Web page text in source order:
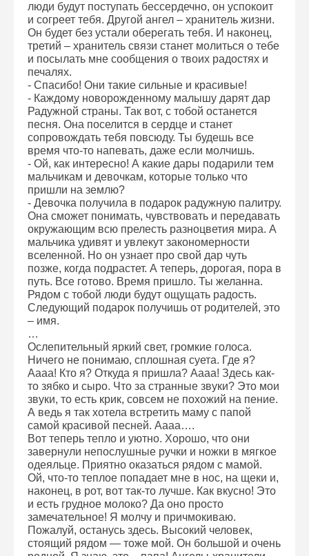
люди будут поступать бессердечно, он успокоит
и согреет тебя. Другой ангел – хранитель жизни.
Он будет без устали оберегать тебя. И наконец,
третий – хранитель связи станет молиться о тебе
и посылать мне сообщения о твоих радостях и
печалях.
- Спасибо! Они такие сильные и красивые!
- Каждому новорожденному малышу дарят дар
Радужной страны. Так вот, с тобой останется
песня. Она поселится в сердце и станет
сопровождать тебя повсюду. Ты будешь все
время что-то напевать, даже если молчишь.
- Ой, как интересно! А какие дары подарили тем
мальчикам и девочкам, которые только что
пришли на землю?
- Девочка получила в подарок радужную палитру.
Она сможет понимать, чувствовать и передавать
окружающим всю прелесть разноцветия мира. А
мальчика удивят и увлекут закономерности
вселенной. Но он узнает про свой дар чуть
позже, когда подрастет. А теперь, дорогая, пора в
путь. Все готово. Время пришло. Ты желанна.
Рядом с тобой люди будут ощущать радость.
Следующий подарок получишь от родителей, это
– имя.
…
Ослепительный яркий свет, громкие голоса.
Ничего не понимаю, сплошная суета. Где я?
Аааа! Кто я? Откуда я пришла? Аааа! Здесь как-
то зябко и сыро. Что за странные звуки? Это мои
звуки, то есть крик, совсем не похожий на пение.
А ведь я так хотела встретить маму с папой
самой красивой песней. Аааа….
Вот теперь тепло и уютно. Хорошо, что они
завернули непослушные ручки и ножки в мягкое
одеяльце. Приятно оказаться рядом с мамой.
Ой, что-то теплое попадает мне в нос, на щеки и,
наконец, в рот, вот так-то лучше. Как вкусно! Это
и есть грудное молоко? Да оно просто
замечательное! Я молчу и причмокиваю.
Пожалуй, останусь здесь. Высокий человек,
стоящий рядом — тоже мой. Он большой и очень